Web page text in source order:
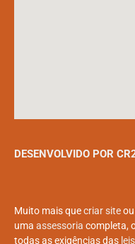
DESENVOLVIDO POR
Muito mais quecriar siteou
uma assessoria completa,
todas as exigências das